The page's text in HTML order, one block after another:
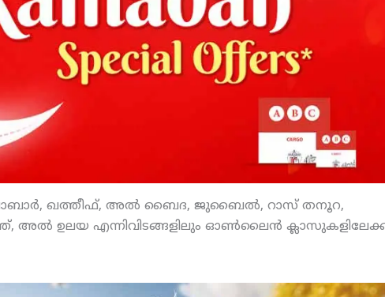
ഖോബാര്‍, ഖത്തീഫ്, അല്‍ ബൈദ, ജുബൈല്‍, റാസ് തനൂറ,
ഉലയ എന്നിവിടങ്ങളിലും ഓണ്‍ലൈന്‍